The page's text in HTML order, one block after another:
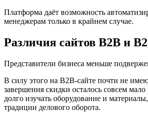
Платформа даёт возможность
менеджерам только в крайнем случае.
Различия сайтов B2B и
Представители бизнеса меньше
В силу этого на B2B-сайте почти не
завершения скидки осталось совсем
долго изучать оборудование и
традиции делового оборота.